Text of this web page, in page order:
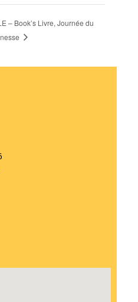
– Book’s Livre, Journée du